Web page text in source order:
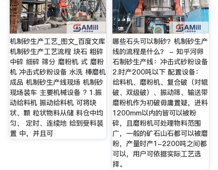
机制砂生产工艺_图文_百度文库
机制砂生产工艺流程 块石 粗碎
中碎 细碎 筛分 磨粉机 式 磨粉
机 冲击式砂粉设备 水洗 棒磨机
成品 机制砂生产线现场 机制砂
现场装车 主要机械设备 ? 1.振
动给料机 振动给料机 可将块
状、颗 粒状物料从储 料仓中均
匀、 定时、连续地 给到受料装
置 中，并且可
哪些石头可以制砂？机制砂生产
线的流程是什么？ - 知乎河卵
石制砂生产线：冲击式砂粉设备
2.时产200吨以下 配置设备：
给料机、磨粉机、复合破（对辊
破、双级破）、振动筛、输送带
磨粉机作为初破毋庸置疑，进料
1200mm以内的皆可以被粉
碎，且磨粉机可处理物料范围
广，一般的矿石山石都可以被磨
粉，产量时产1-2200吨之间都
可以，用户可依据实际工艺选
择。